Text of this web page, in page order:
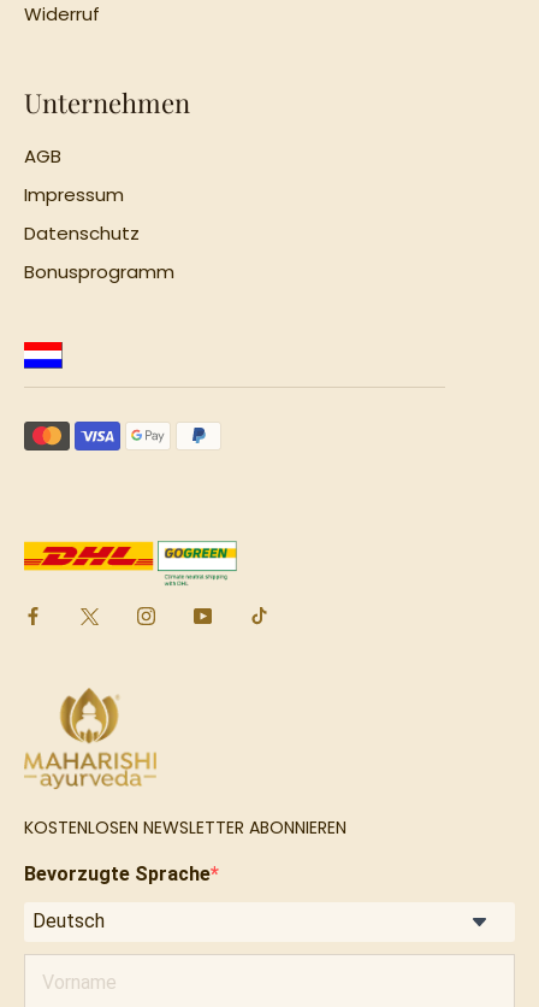
Widerruf
Unternehmen
AGB
Impressum
Datenschutz
Bonusprogramm
KOSTENLOSEN NEWSLETTER ABONNIEREN
Bevorzugte Sprache